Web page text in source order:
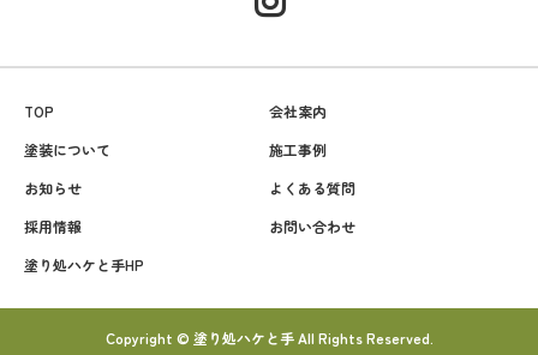
TOP
会社案内
塗装について
施工事例
お知らせ
よくある質問
採用情報
お問い合わせ
塗り処ハケと手HP
Copyright © 塗り処ハケと手 All Rights Reserved.